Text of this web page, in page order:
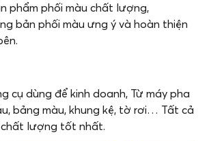
phẩm phối màu chất lượng,
bản phối màu ưng ý và hoàn thiện
cụ dùng để kinh doanh, Từ máy pha
bảng màu, khung kệ, tờ rơi… Tất cả
chất lượng tốt nhất.